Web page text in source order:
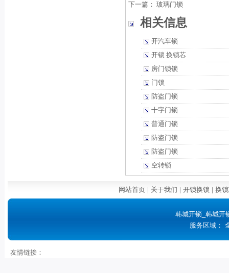
下一篇： 玻璃门锁
相关信息
开汽车锁
开锁 换锁芯
房门锁锁
门锁
防盗门锁
十字门锁
普通门锁
防盗门锁
防盗门锁
空转锁
网站首页 | 关于我们 | 开锁换锁 | 换
韩城开锁_韩城开
服务区域：
友情链接：